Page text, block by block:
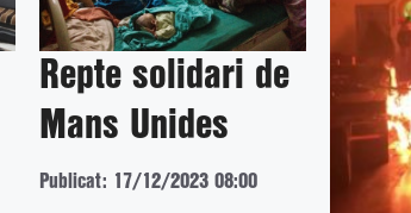
Repte solidari de
Mans Unides
Publicat: 17/12/2023 08:00